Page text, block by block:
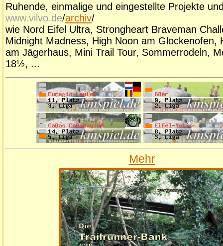
Ruhende, einmalige und eingestellte Projekte
www.vilvo.de/archiv/
wie Nord Eifel Ultra, Strongheart Braveman
Midnight Madness, High Noon am Glockenofen,
am Jägerhaus, Mini Trail Tour, Sommerrodeln,
18½, ...
Mehr